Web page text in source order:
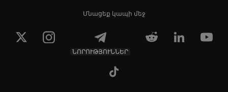
Մնացեք կապի մեջ
ՆՈՐՈՒԹՅՈՒՆՆԵՐ